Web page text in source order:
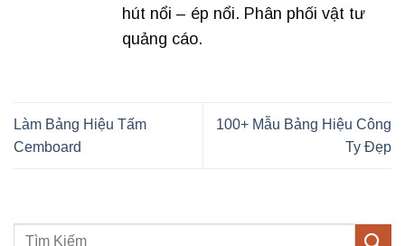
hút nổi – ép nổi. Phân phối vật tư
quảng cáo.
Làm Bảng Hiệu Tấm
Cemboard
100+ Mẫu Bảng Hiệu Công
Ty Đẹp